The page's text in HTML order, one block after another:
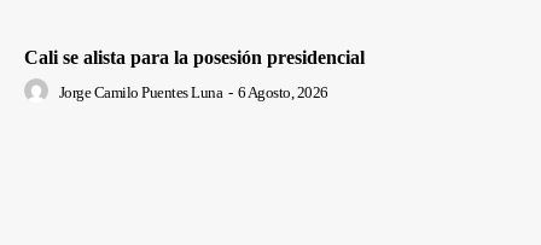
Cali se alista para la posesión presidencial
Jorge Camilo Puentes Luna - 6 Agosto, 2026